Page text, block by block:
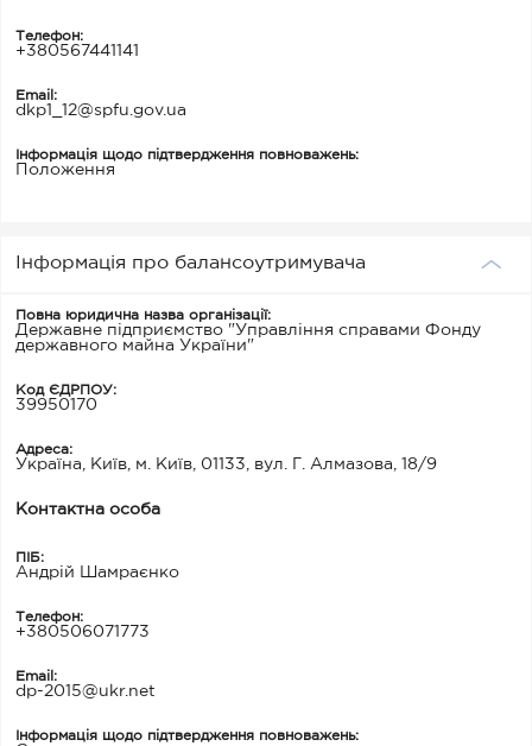
Телефон:
+380567441141
Email:
dkp1_12@spfu.gov.ua
Інформація щодо підтвердження повноважень:
Положення
Інформація про балансоутримувача
Повна юридична назва організації:
Державне підприємство "Управління справами Фонду
державного майна України"
Код ЄДРПОУ:
39950170
Адреса:
Україна, Київ, м. Київ, 01133, вул. Г. Алмазова, 18/9
Контактна особа
ПІБ:
Андрій Шамраєнко
Телефон:
+380506071773
Email:
dp-2015@ukr.net
Інформація щодо підтвердження повноважень: